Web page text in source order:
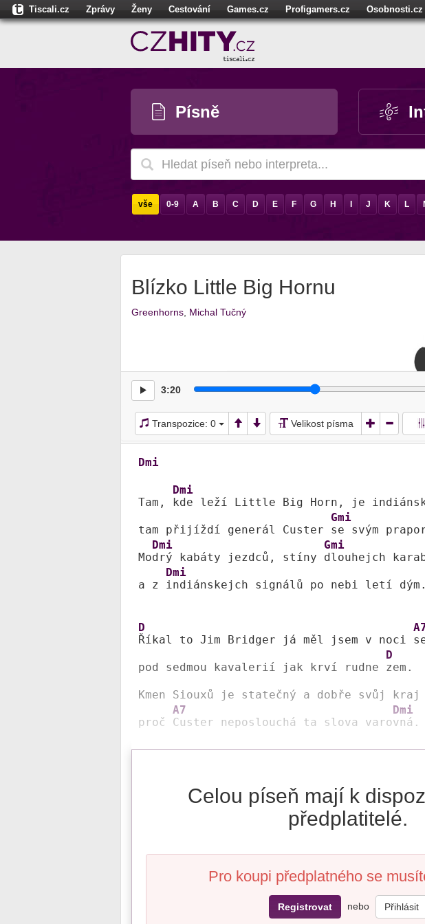
Tiscali.cz Zprávy Ženy Cestování Games.cz Profigamers.cz Osobnosti.cz
Sport Dokina.cz CZhity.cz
Písně
vše 0-9 A B C D E F G H J K L
Blízko Little Big Hornu
Greenhorns Michal Tučný
3:20
Transpozice: 0 Velikost písma
Dmi
Tam,
Dmi
kde leží Little Big Horn, je
tam přijíždí generál Custer
Gmi
se svým
Mo
Dmi
drý kabáty jezdců, stíny
Gmi
dlouhejch
a z
Dmi
indiánskejch signálů po nebi letí dým.
D
Říkal to Jim Bridger já měl jsem v noci
pod sedmou kavalerií jak krví rudne
D
zem.
Kmen Siouxů je statečný a dobře svůj kraj
proč
A7
Custer neposlouchá ta slova varo
Dmi
vná.
Celou píseň mají k
předplatitelé.
Pro koupi předplatného se
Registrovat nebo Přihlásit